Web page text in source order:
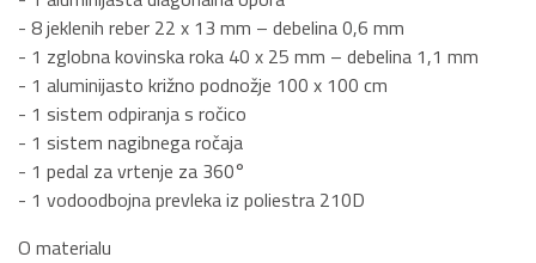
- 8 jeklenih reber 22 x 13 mm – debelina 0,6 mm
- 1 zglobna kovinska roka 40 x 25 mm – debelina 1,1 mm
- 1 aluminijasto križno podnožje 100 x 100 cm
- 1 sistem odpiranja s ročico
- 1 sistem nagibnega ročaja
- 1 pedal za vrtenje za 360°
- 1 vodoodbojna prevleka iz poliestra 210D
O materialu